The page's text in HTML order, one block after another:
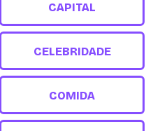
CAPITAL
CELEBRIDADE
COMIDA